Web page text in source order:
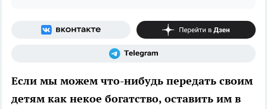
Если мы можем что-нибудь передать своим
детям как некое богатство, оставить им в